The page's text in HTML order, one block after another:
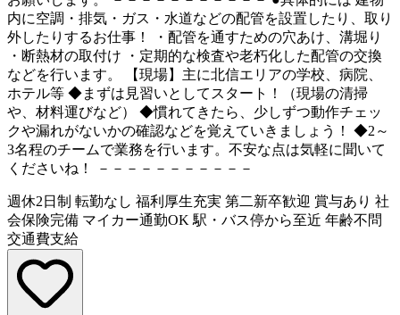
内に空調・排気・ガス・水道などの配管を設置したり、取り
外したりするお仕事！ ・配管を通すための穴あけ、溝堀り
・断熱材の取付け ・定期的な検査や老朽化した配管の交換
などを行います。 【現場】主に北信エリアの学校、病院、
ホテル等 ◆まずは見習いとしてスタート！（現場の清掃
や、材料運びなど） ◆慣れてきたら、少しずつ動作チェッ
クや漏れがないかの確認などを覚えていきましょう！ ◆2～
3名程のチームで業務を行います。不安な点は気軽に聞いて
くださいね！ －－－－－－－－－－－
週休2日制 転勤なし 福利厚生充実 第二新卒歓迎 賞与あり 社
会保険完備 マイカー通勤OK 駅・バス停から至近 年齢不問
交通費支給